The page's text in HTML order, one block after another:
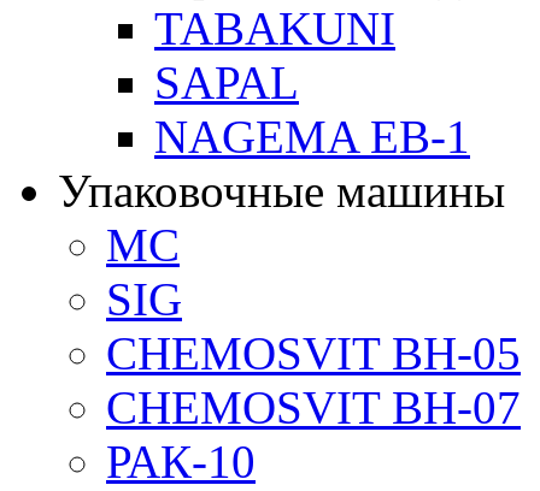
TABAKUNI
SAPAL
NAGEMA EB-1
Упаковочные машины
MC
SIG
CHEMOSVIT BH-05
CHEMOSVIT BH-07
РАК-10